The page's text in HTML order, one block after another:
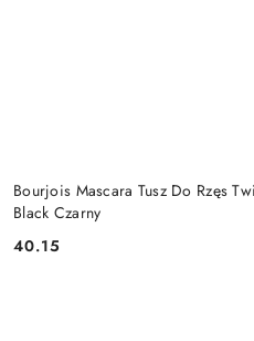
Bourjois Mascara Tusz Do Rzęs
Black Czarny
Cena:
40.15